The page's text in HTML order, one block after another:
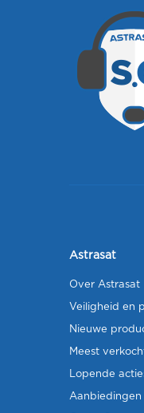
Astrasat
Over Astrasat
Veiligheid en
Nieuwe
Meest
Lopende
Aanbiedingen